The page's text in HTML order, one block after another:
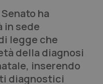
ha
in sede
legge che
della diagnosi
inserendo
diagnostici